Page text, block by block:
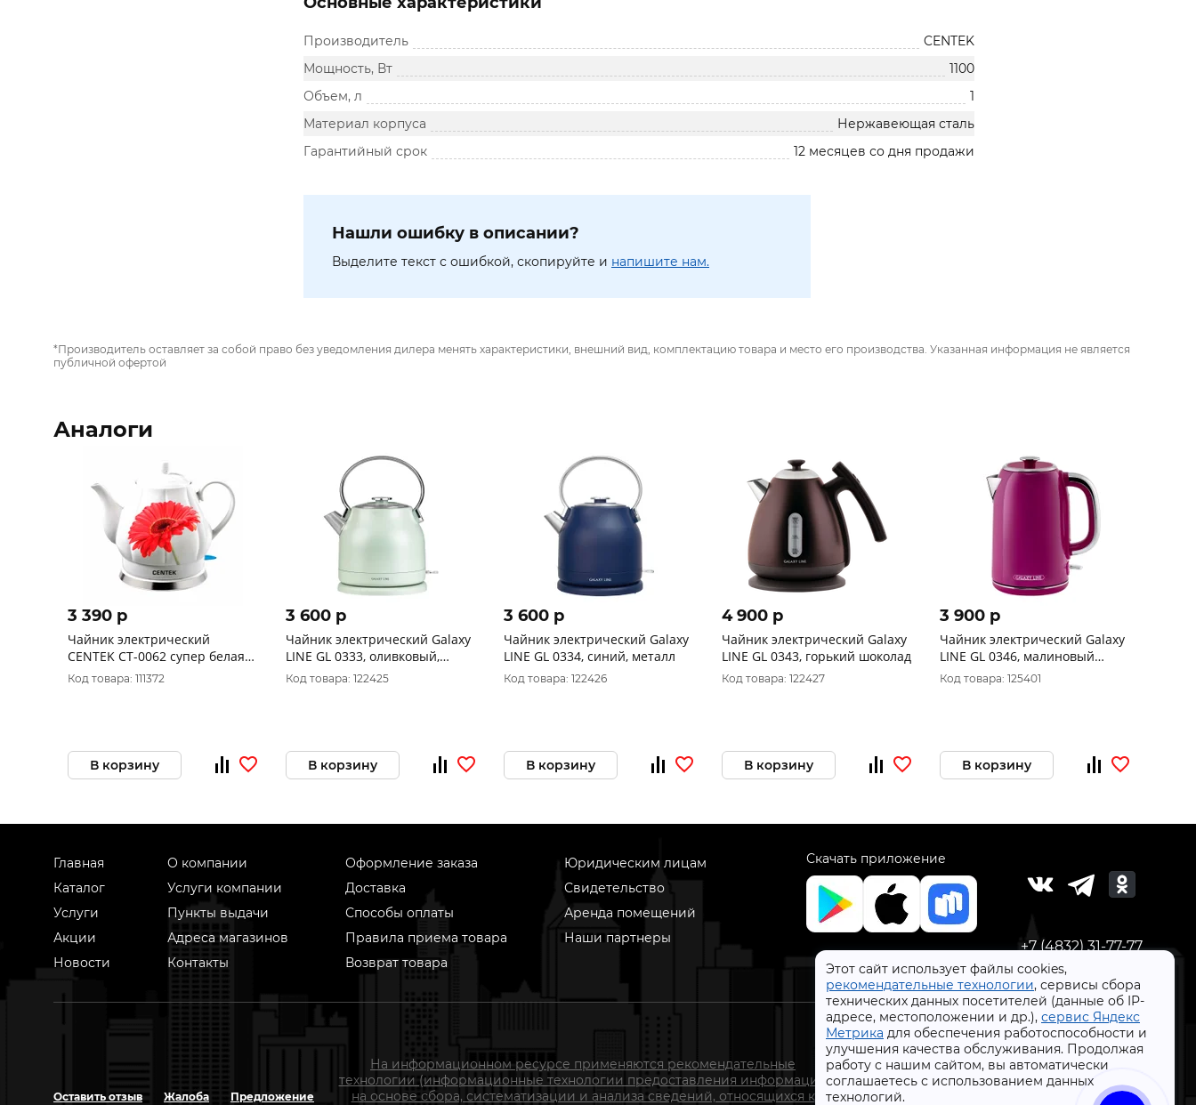
Этот сайт использует файлы cookies,
рекомендательные технологии, сервисы сбора
технических данных посетителей (данные об IP-
адресе, местоположении и др.), сервис Яндекс
Метрика для обеспечения работоспособности и
улучшения качества обслуживания. Продолжая
работу с нашим сайтом, вы автоматически
соглашаетесь с использованием данных
технологий.
Производитель
CENTEK
Мощность, Вт
1100
Объем, л
1
Материал корпуса
Нержавеющая сталь
Гарантийный срок
12 месяцев со дня продажи
Нашли ошибку в описании?
Выделите текст с ошибкой, скопируйте и напишите нам.
*Производитель оставляет за собой право без уведомления дилера менять характеристики, внешний вид, комплектацию товара и место его производства. Указанная информация не является
публичной офертой
Аналоги
3 390 p
Чайник электрический
CENTEK CT-0062 супер белая
керамика
Код товара: 111372
В корзину
3 600 p
Чайник электрический Galaxy
LINE GL 0333, оливковый,
металл, 2200 Вт, 1,5 л, стенка
из нержавеющей с
Код товара: 122425
В корзину
3 600 p
Чайник электрический Galaxy
LINE GL 0334, синий, металл
Код товара: 122426
В корзину
4 900 p
Чайник электрический Galaxy
LINE GL 0343, горький шоколад
Код товара: 122427
В корзину
3 900 p
Чайник электрический Galaxy
LINE GL 0346, малиновый
джем, металл, 2200 Вт, 1,7 л
Код товара: 125401
В корзину
Главная
Каталог
Услуги
Акции
Новости
О компании
Услуги компании
Пункты выдачи
Адреса магазинов
Контакты
Оформление заказа
Доставка
Способы оплаты
Правила приема товара
Возврат товара
Юридическим лицам
Свидетельство
Аренда помещений
Наши партнеры
Скачать приложение
+7 (4832) 31-77-77
Оставить отзыв Жалоба Предложение
На информационном ресурсе применяются рекомендательные
технологии (информационные технологии предоставления информации
на основе сбора, систематизации и анализа сведений, относящихся к
СтройлоН 1998-2026 г.
Публичная оферта